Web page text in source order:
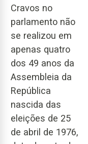
Cravos no
parlamento não
se realizou em
apenas quatro
dos 49 anos da
Assembleia da
República
nascida das
eleições de 25
de abril de 1976,